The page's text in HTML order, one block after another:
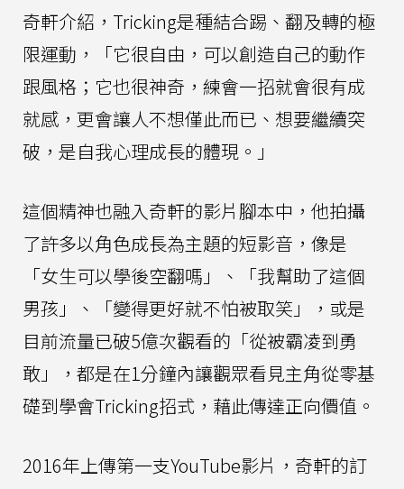
奇軒介紹，Tricking是種結合踢、翻及轉的極
限運動，「它很自由，可以創造自己的動作
跟風格；它也很神奇，練會一招就會很有成
就感，更會讓人不想僅此而已、想要繼續突
破，是自我心理成長的體現。」
這個精神也融入奇軒的影片腳本中，他拍攝
了許多以角色成長為主題的短影音，像是
「女生可以學後空翻嗎」、「我幫助了這個
男孩」、「變得更好就不怕被取笑」，或是
目前流量已破5億次觀看的「從被霸凌到勇
敢」，都是在1分鐘內讓觀眾看見主角從零基
礎到學會Tricking招式，藉此傳達正向價值。
2016年上傳第一支YouTube影片，奇軒的訂